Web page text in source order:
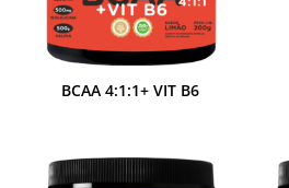
BCAA 4:1:1+ VIT B6